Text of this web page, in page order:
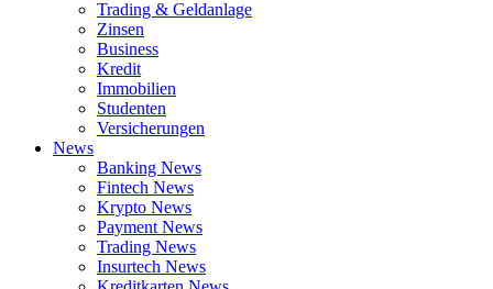
Trading & Geldanlage
Zinsen
Business
Kredit
Immobilien
Studenten
Versicherungen
News
Banking News
Fintech News
Krypto News
Payment News
Trading News
Insurtech News